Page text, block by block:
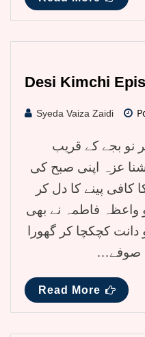
Desi Kimchi
Syeda Vaiza Zaidi
کر نو بجے کے قریب
عزہ اپنی صبح کی
کافی پینے کا دل کر
واعظہ فاطمہ نے بھی
کچکچا کر گھورا
صوفے…
Read More